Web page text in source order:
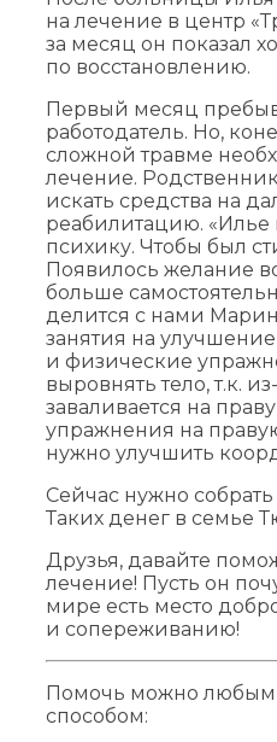
на лечение в центр
за месяц он показал
по восстановлению.
Первый месяц
работодатель. Но,
сложной травме
лечение.
искать средства на
реабилитацию. «Илье
психику. Чтобы был
Появилось желание
больше
делится с нами
занятия на
и физические
выровнять тело, т.к.
заваливается на
упражнения на
нужно улучшить
Сейчас нужно
Таких денег в семье
Друзья, давайте
лечение! Пусть он
мире есть место
и сопереживанию!
Помочь можно
способом: